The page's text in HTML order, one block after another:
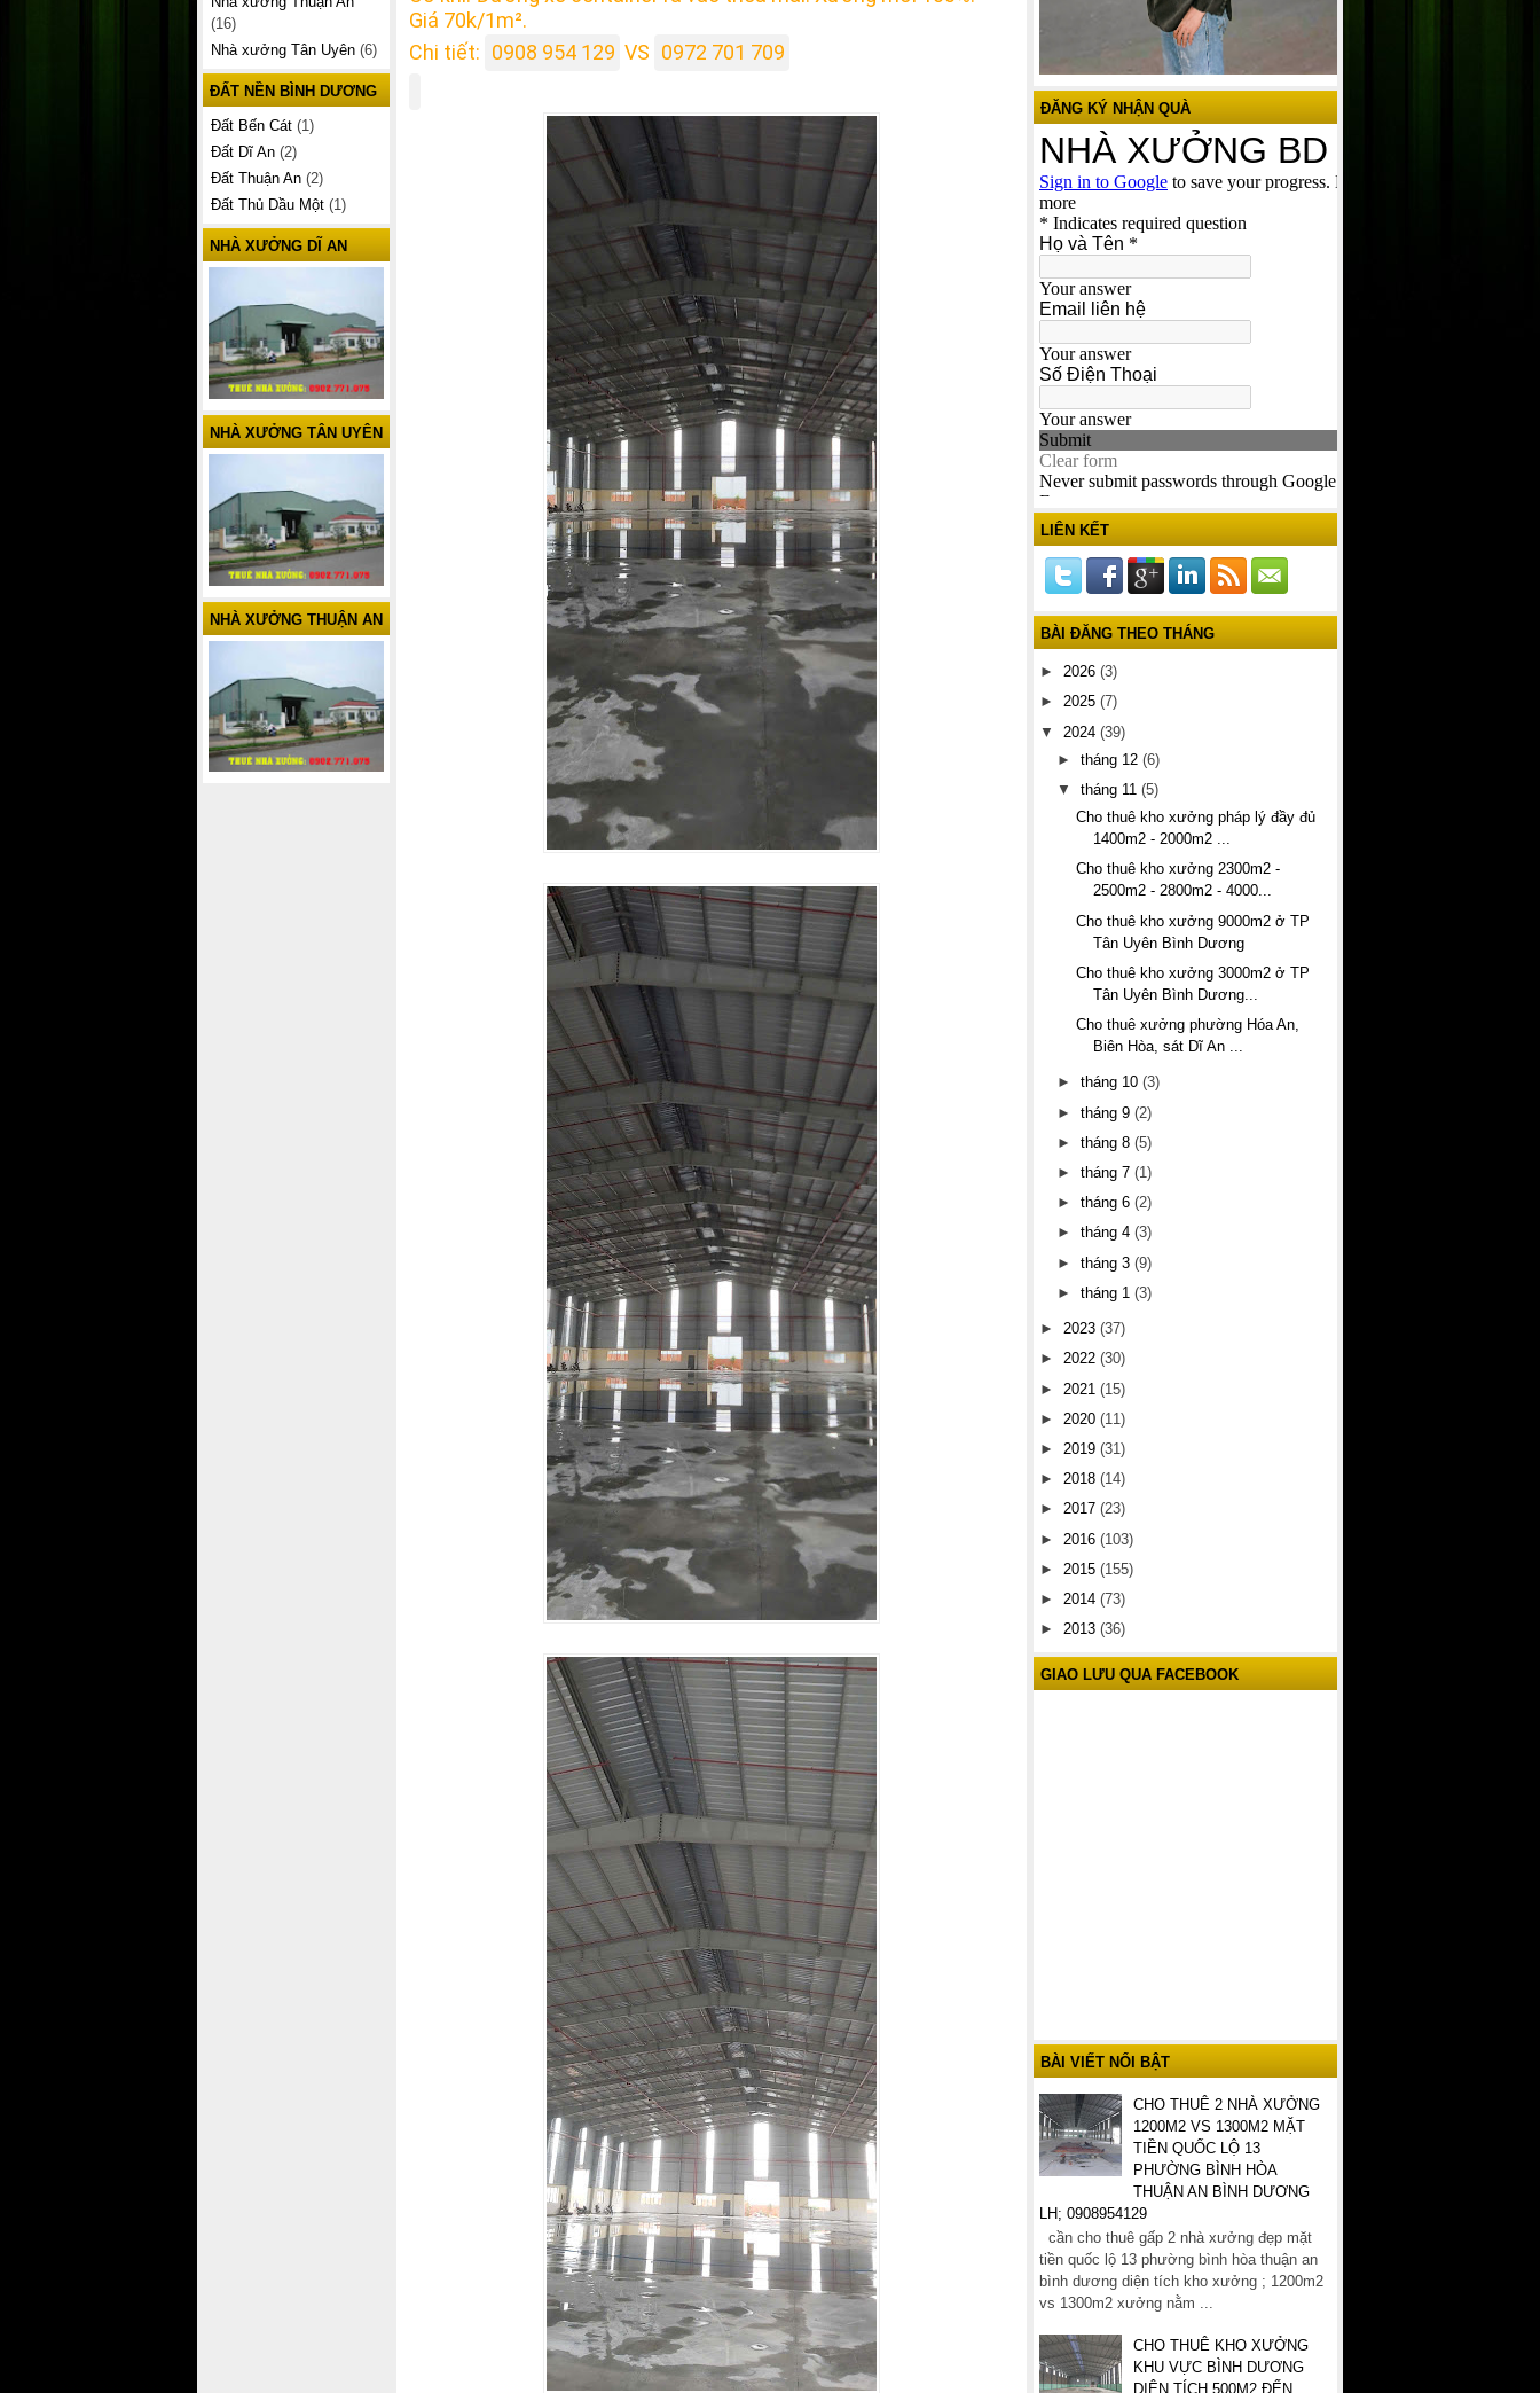
ĐĂNG KÝ NHẬN QUÀ
LIÊN KẾT
BÀI ĐĂNG THEO THÁNG
► 2026 (3)
► 2025 (7)
▼
2024 (39)
►tháng 12(6)
▼
tháng 11(5)
Cho thuê kho xưởng pháp lý đầy đủ
1400m2 - 2000m2 ...
Cho thuê kho xưởng 2300m2 -
2500m2 - 2800m2 - 4000...
Cho thuê kho xưởng 9000m2 ở TP
Tân Uyên Bình Dương
Cho thuê kho xưởng 3000m2 ở TP
Tân Uyên Bình Dương...
Cho thuê xưởng phường Hóa An,
Biên Hòa, sát Dĩ An ...
►tháng 10(3)
►tháng 9(2)
►tháng 8(5)
►tháng 7(1)
►tháng 6(2)
►tháng 4(3)
►tháng 3(9)
►tháng 1(3)
► 2023 (37)
► 2022 (30)
► 2021 (15)
► 2020 (11)
► 2019 (31)
► 2018 (14)
► 2017 (23)
► 2016 (103)
► 2015 (155)
► 2014 (73)
► 2013 (36)
GIAO LƯU QUA FACEBOOK
BÀI VIẾT NỔI BẬT
CHO THUÊ 2 NHÀ XƯỞNG
1200M2 VS 1300M2 MẶT
TIỀN QUỐC LỘ 13
PHƯỜNG BÌNH HÒA
THUẬN AN BÌNH DƯƠNG
LH; 0908954129
cần cho thuê gấp 2 nhà xưởng đẹp mặt
tiền quốc lộ 13 phường bình hòa thuận an
bình dương diện tích kho xưởng ; 1200m2
vs 1300m2 xưởng nằm ...
CHO THUÊ KHO XƯỞNG
KHU VỰC BÌNH DƯƠNG
DIỆN TÍCH 500M2 ĐẾN
Giá 70k/1m².
Chi tiết: 0908 954 129 VS 0972 701 709
(16)
Nhà xưởng Tân Uyên (6)
ĐẤT NỀN BÌNH DƯƠNG
Đất Bến Cát (1)
Đất Dĩ An (2)
Đất Thuận An (2)
Đất Thủ Dầu Một (1)
NHÀ XƯỞNG DĨ AN
NHÀ XƯỞNG TÂN UYÊN
NHÀ XƯỞNG THUẬN AN